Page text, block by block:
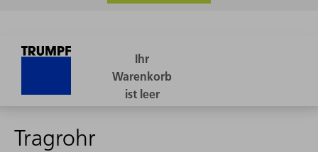
Tragrohr